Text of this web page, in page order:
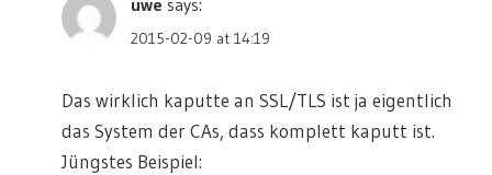
uwe says:
2015-02-09 at 14:19
Das wirklich kaputte an SSL/TLS ist ja eigentlich
das System der CAs, dass komplett kaputt ist.
Jüngstes Beispiel: